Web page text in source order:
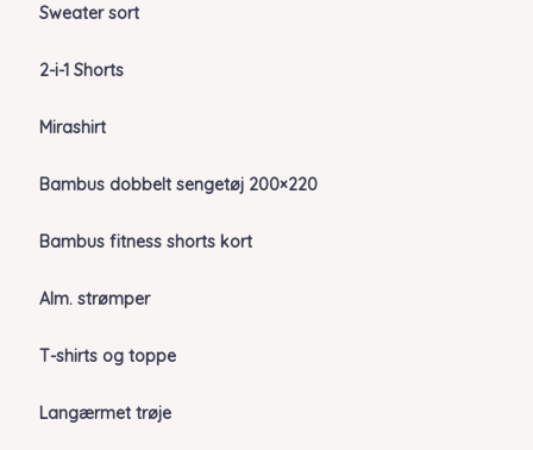
Sweater sort
2-i-1 Shorts
Mirashirt
Bambus dobbelt sengetøj 200×220
Bambus fitness shorts kort
Alm. strømper
T-shirts og toppe
Langærmet trøje